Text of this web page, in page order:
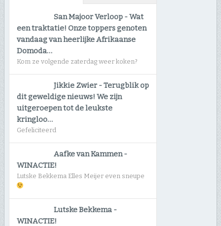
San Majoor Verloop -Wat
een traktatie! Onze toppers genoten
vandaag van heerlijke Afrikaanse
Domoda…
Kom ze volgende zaterdag weer koken?
Jikkie Zwier -Terugblik op
dit geweldige nieuws! We zijn
uitgeroepen tot de leukste
kringloo…
Gefeliciteerd
Aafke van Kammen-
WINACTIE!
Lutske Bekkema Elles Meijer even sneupe
Lutske Bekkema -
WINACTIE!